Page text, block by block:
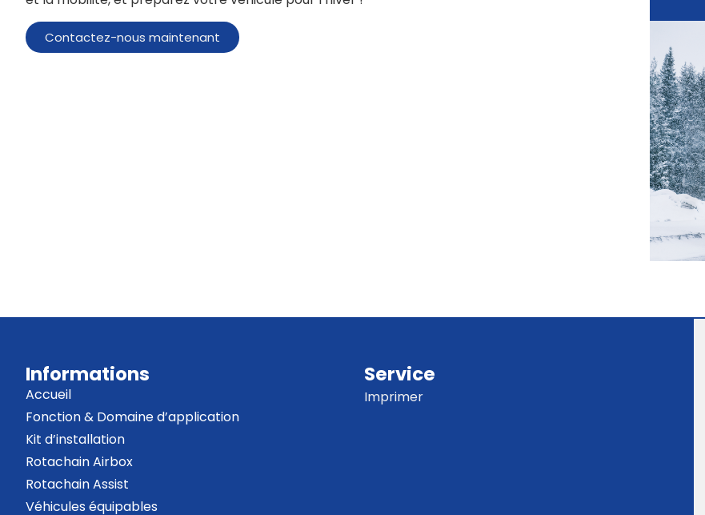
Contactez-nous maintenant
Informations
Accueil
Fonction & Domaine d’application
Kit d’installation
Rotachain Airbox
Rotachain Assist
Véhicules équipables
Service
Imprimer